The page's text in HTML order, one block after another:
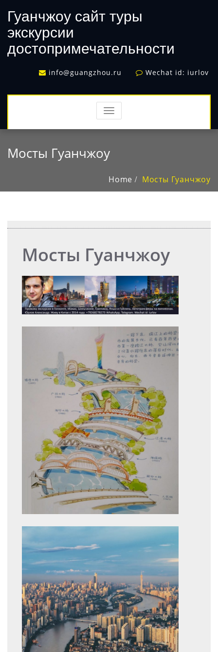
Гуанчжоу сайт туры
экскурсии
достопримечательности
info@guangzhou.ru Wechat id: iurlov
TOGGLE
NAVIGATION
Мосты Гуанчжоу
Home Мосты Гуанчжоу
Мосты Гуанчжоу